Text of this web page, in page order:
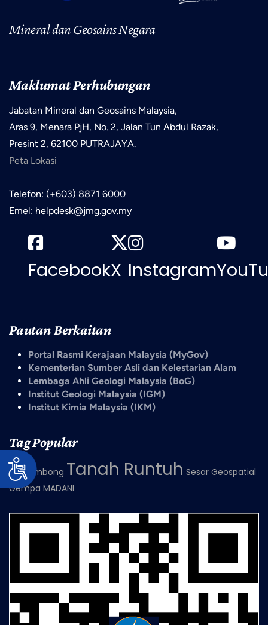
Mineral dan Geosains Negara
Maklumat Perhubungan
Jabatan Mineral dan Geosains Malaysia,
Aras 9, Menara PjH, No. 2, Jalan Tun Abdul Razak,
Presint 2, 62100 PUTRAJAYA.
Peta Lokasi
Telefon: (+603) 8871 6000
Emel: helpdesk@jmg.gov.my
FacebookX Instagram
Pautan Berkaitan
Portal Rasmi Kerajaan Malaysia (MyGov)
Kementerian Sumber Asli dan Kelestarian Alam
Lembaga Ahli Geologi Malaysia (BoG)
Institut Geologi Malaysia (IGM)
Institut Kimia Malaysia (IKM)
Tag Popular
REE Lombong Tanah Runtuh Sesar Geospatial
Gempa MADANI